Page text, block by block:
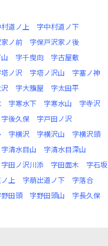
道ノ上
字中村道ノ下
ノ前
字保戸沢家ノ後
字千曳向
字古屋敷
ノ沢 字塔ノ沢山
字塞ノ神
字大籏屋
字太田平
字寒水下 字寒水山
字寺沢
字後久保
字戸田ノ沢
字横沢 字横沢山
字横沢頭
字清水目山
字清水目深山
字田ノ沢川添 字田面木
字石坂
上 字萠出道ノ下
字落合
野田頭 字野田頭山
字長久保